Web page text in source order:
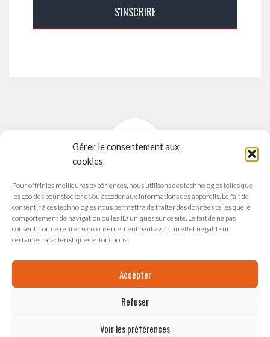
Gérer le consentement aux
cookies
Pour offrir les meilleures expériences, nous utilisons des technologies telles que
les cookies pour stocker et/ou accéder aux informations des appareils. Le fait de
consentir à ces technologies nous permettra de traiter des données telles que le
comportement de navigation ou les ID uniques sur ce site. Le fait de ne pas
consentir ou de retirer son consentement peut avoir un effet négatif sur
certaines caractéristiques et fonctions.
Accepter
Refuser
Voir les préférences
SYNAVI
Syndicat National des Arts Vivants
165 avenue du Maréchal de Saxe
69003 LYON